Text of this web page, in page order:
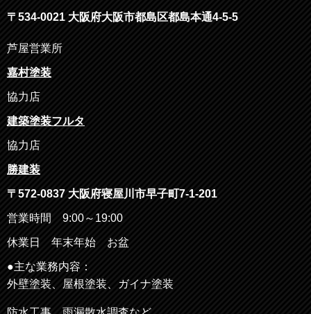
〒 534-0021 大阪府大阪市都島区都島本通4-5-5
芦屋営業所
嘉村塗装
協力店
建築塗装フルタ
協力店
勝建装
〒572-0837 大阪府寝屋川市早子町7-1-201
営業時間 9:00～19:00
休業日 年末年始 お盆
●主な業務内容：
外壁塗装、屋根塗装、ガイナ塗装